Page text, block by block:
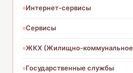
Интернет-сервисы
Сервисы
ЖКХ (Жилищно-коммунальное
Государственные службы